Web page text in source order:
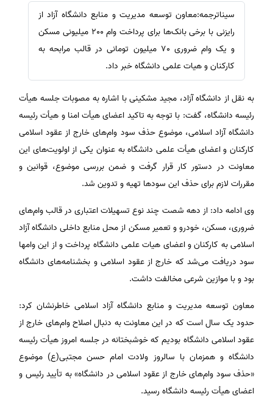
سیناترجمه:معاون توسعه مدیریت و منابع دانشگاه آزاد از
رایزنی با برخی بانک‌ها برای پرداخت وام 200 میلیونی مسکن
و یک وام ضروری 70 میلیون تومانی در قالب مرابحه به
کارکنان و هیات علمی دانشگاه خبر داد.
به نقل از دانشگاه آزاد، مجید مشکینی با اشاره به مصوبات جلسه هیأت
رئیسه دانشگاه، گفت: با توجه به تاکید اعضای هیأت امنا و هیأت رئیسه
دانشگاه آزاد اسلامی، موضوع حذف سود وام‌های خارج از عقود اسلامی
کارکنان و اعضای هیأت علمی دانشگاه به عنوان یکی از اولویت‌های این
معاونت در دستور کار قرار گرفت و ضمن بررسی موضوع، قوانین و
مقررات لازم برای حذف این سودها تهیه و تدوین شد.
وی ادامه داد: از دهه شصت چند نوع تسهیلات اعتباری در قالب وام‌های
ضروری، مسکن، خودرو و تعمیر مسکن از محل منابع داخلی دانشگاه آزاد
اسلامی به کارکنان و اعضای هیات علمی دانشگاه پرداخت و از این وامها
سود دریافت می‌شد که خارج از عقود اسلامی و بخشنامه‌های دانشگاه
بود و با موازین شرعی مخالفت داشت.
معاون توسعه مدیریت و منابع دانشگاه آزاد اسلامی خاطرنشان کرد:
حدود یک سال است که در این معاونت به دنبال اصلاح وام‌های خارج از
عقود اسلامی دانشگاه بودیم که خوشبختانه در جلسه امروز هیأت رئیسه
دانشگاه و همزمان با سالروز ولادت امام حسن مجتبی(ع) موضوع
«حذف سود وام‌های خارج از عقود اسلامی در دانشگاه» به تأیید رئیس و
اعضای هیأت رئیسه دانشگاه رسید.